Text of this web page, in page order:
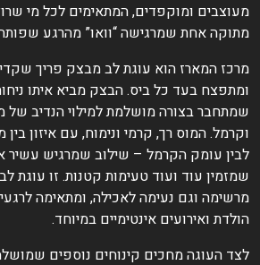
מעוצבים ומוקפדים, המתאימים לכל מי
מתוקה אחת שמרגישה “וואו” מהרגע
מרכז המארז הוא עוגת לב מבצק פריך
ומתפצח בעד כל ביס. הבצק מביא איתו ניחוח
שמתחבר בצורה מושלמת למילוי הנדיב של
וקרמל. המוס רך, קרמי ונימוח, עם איזון בין
לבין עומק הקרמל – שילוב שמרגיש עשיר
שמזמין עוד ועוד טעימות קטנות. זו עוגת
מרשימה וגם נעימה לאכילה, ומתאימה לרגעי
הולדת ואירועים אינטימיים במיוחד.
לצד העוגה מחכים קינוחים נוספים